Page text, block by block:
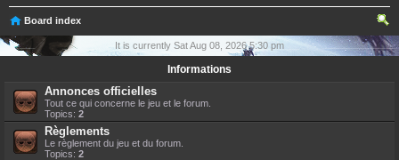
Board index
ear
It is currently Sat Aug 08, 2026 5:30 pm
Informations
Annonces officielles
Tout ce qui concerne le jeu et le forum.
Topics: 2
Règlements
Le règlement du jeu et du forum.
Topics: 2